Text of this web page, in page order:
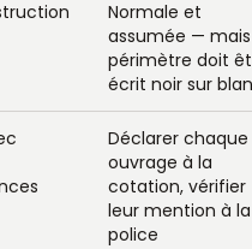
Normale et
assumée —
périmètre doit
écrit noir sur
Déclarer chaque
ouvrage à la
cotation, vérifier
leur mention à la
police